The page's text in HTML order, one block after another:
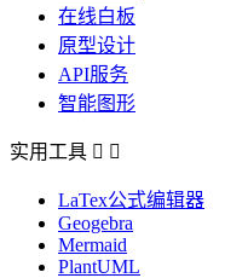
在线白板
原型设计
API服务
智能图形
实用工具  
LaTex公式编辑器
Geogebra
Mermaid
PlantUML